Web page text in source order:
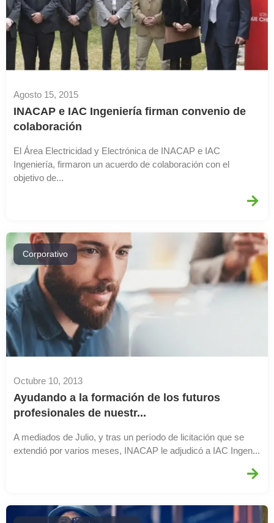
Agosto 15, 2015
INACAP e IAC Ingeniería firman convenio de
colaboración
El Área Electricidad y Electrónica de INACAP e IAC
Ingeniería, firmaron un acuerdo de colaboración con el
objetivo de...
Corporativo
Octubre 10, 2013
Ayudando a la formación de los futuros
profesionales de nuestr...
A mediados de Julio, y tras un período de licitación que se
extendió por varios meses, INACAP le adjudicó a IAC Ingen...